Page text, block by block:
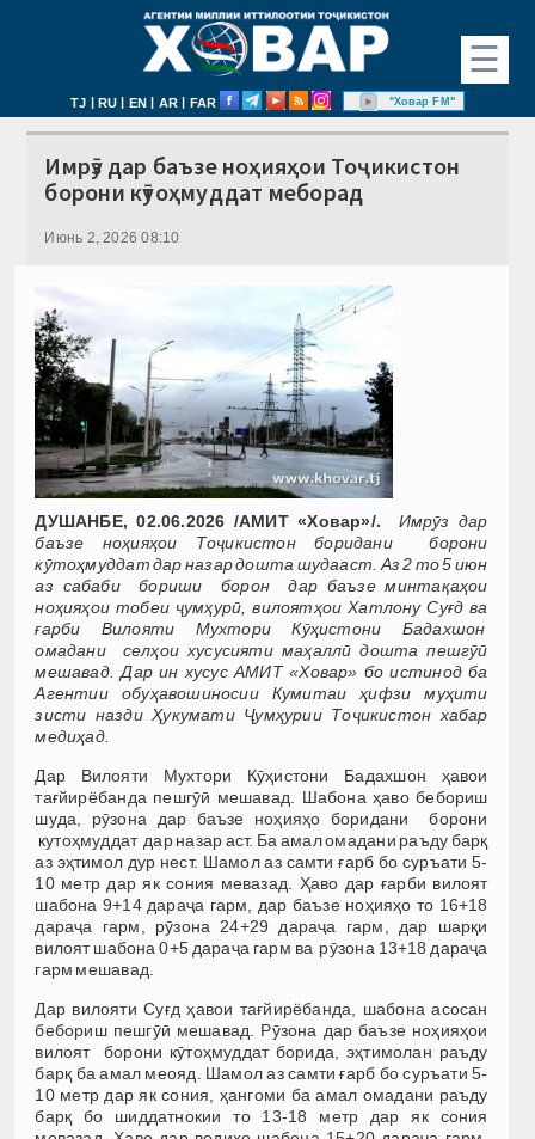
☰
TJ | RU | EN | AR | FAR "Ховар FM"
Имрӯз дар баъзе ноҳияҳои Тоҷикистон
борони кӯтоҳмуддат меборад
Июнь 2, 2026 08:10
ДУШАНБЕ, 02.06.2026 /АМИТ «Ховар»/. Имрӯз дар
баъзе ноҳияҳои Тоҷикистон боридани борони
кӯтоҳмуддат дар назар дошта шудааст. Аз 2 то 5 июн
аз сабаби бориши борон дар баъзе минтақаҳои
ноҳияҳои тобеи ҷумҳурӣ, вилоятҳои Хатлону Суғд ва
ғарби Вилояти Мухтори Кӯҳистони Бадахшон
омадани селҳои хусусияти маҳаллӣ дошта пешгӯӣ
мешавад. Дар ин хусус АМИТ «Ховар» бо истинод ба
Агентии обуҳавошиносии Кумитаи ҳифзи муҳити
зисти назди Ҳукумати Ҷумҳурии Тоҷикистон хабар
медиҳад.
Дар Вилояти Мухтори Кӯҳистони Бадахшон ҳавои
тағйирёбанда пешгӯӣ мешавад. Шабона ҳаво бебориш
шуда, рӯзона дар баъзе ноҳияҳо боридани борони
кутоҳмуддат дар назар аст. Ба амал омадани раъду барқ
аз эҳтимол дур нест. Шамол аз самти ғарб бо суръати 5-
10 метр дар як сония мевазад. Ҳаво дар ғарби вилоят
шабона 9+14 дараҷа гарм, дар баъзе ноҳияҳо то 16+18
дараҷа гарм, рӯзона 24+29 дараҷа гарм, дар шарқи
вилоят шабона 0+5 дараҷа гарм ва рӯзона 13+18 дараҷа
гарм мешавад.
Дар вилояти Суғд ҳавои тағйирёбанда, шабона асосан
бебориш пешгӯӣ мешавад. Рӯзона дар баъзе ноҳияҳои
вилоят борони кӯтоҳмуддат борида, эҳтимолан раъду
барқ ба амал меояд. Шамол аз самти ғарб бо суръати 5-
10 метр дар як сония, ҳангоми ба амал омадани раъду
барқ бо шиддатнокии то 13-18 метр дар як сония